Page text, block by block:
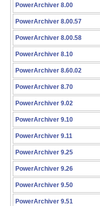
PowerArchiver 8.00
PowerArchiver 8.00.57
PowerArchiver 8.00.58
PowerArchiver 8.10
PowerArchiver 8.60.02
PowerArchiver 8.70
PowerArchiver 9.02
PowerArchiver 9.10
PowerArchiver 9.11
PowerArchiver 9.25
PowerArchiver 9.26
PowerArchiver 9.50
PowerArchiver 9.51